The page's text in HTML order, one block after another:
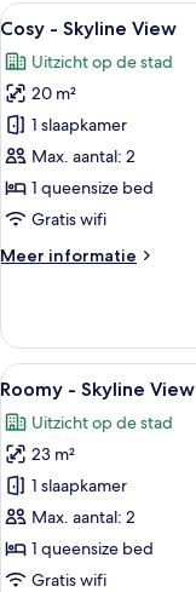
Alle
foto's
voor
Cosy
-
Skyline
View
laden
6
Cosy - Skyline View
Uitzicht op de stad
20 m²
1 slaapkamer
Max. aantal: 2
1 queensize bed
Gratis wifi
Meer informatie
Meer
-
Skyline
View
Alle
foto's
voor
Roomy
-
Skyline
View
laden
5
Roomy - Skyline View
Uitzicht op de stad
23 m²
1 slaapkamer
Max. aantal: 2
1 queensize bed
Gratis wifi